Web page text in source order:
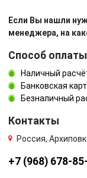
Если Вы нашли
менеджера, на
Способ оплаты
Наличный
Банковская
Безналичный
Контакты
Россия,
+7 (968) 678-